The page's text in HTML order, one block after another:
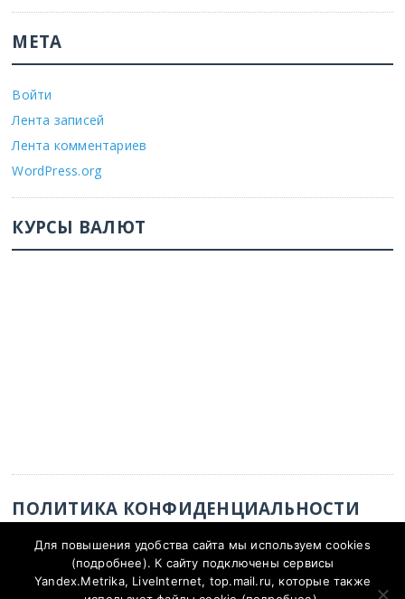
МЕТА
Войти
Лента записей
Лента комментариев
WordPress.org
КУРСЫ ВАЛЮТ
ПОЛИТИКА КОНФИДЕНЦИАЛЬНОСТИ
Политика конфиденциальности
Для повышения удобства сайта мы используем cookies
(подробнее). К сайту подключены сервисы
Yandex.Metrika, LiveInternet, top.mail.ru, которые также